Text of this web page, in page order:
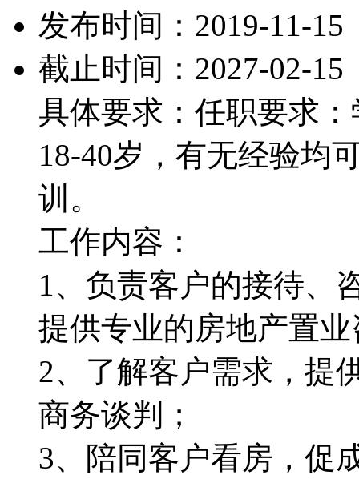
发布时间：2019-11-15
截止时间：2027-02-15
具体要求：任职要求
18-40岁，有无经验均
训。
工作内容：
1、负责客户的接待、
提供专业的房地产置
2、了解客户需求，提
商务谈判；
3、陪同客户看房，促